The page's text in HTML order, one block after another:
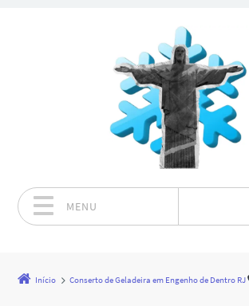
MENU
Início Conserto de Geladeira em Engenho de Dentro RJ